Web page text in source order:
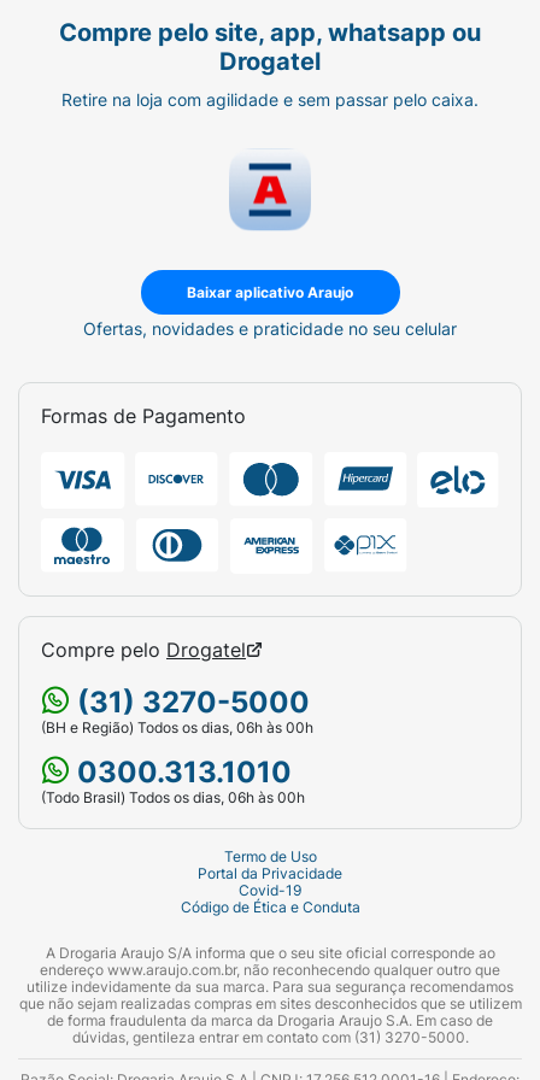
Compre pelo site, app, whatsapp ou
Drogatel
Retire na loja com agilidade e sem passar pelo caixa.
Baixar aplicativo Araujo
Ofertas, novidades e praticidade no seu celular
Formas de Pagamento
Compre pelo Drogatel
(31) 3270-5000
(BH e Região) Todos os dias, 06h às 00h
0300.313.1010
(Todo Brasil) Todos os dias, 06h às 00h
Termo de Uso
Portal da Privacidade
Covid-19
Código de Ética e Conduta
A Drogaria Araujo S/A informa que o seu site oficial corresponde ao
endereço www.araujo.com.br, não reconhecendo qualquer outro que
utilize indevidamente da sua marca. Para sua segurança recomendamos
que não sejam realizadas compras em sites desconhecidos que se utilizem
de forma fraudulenta da marca da Drogaria Araujo S.A. Em caso de
dúvidas, gentileza entrar em contato com (31) 3270-5000.